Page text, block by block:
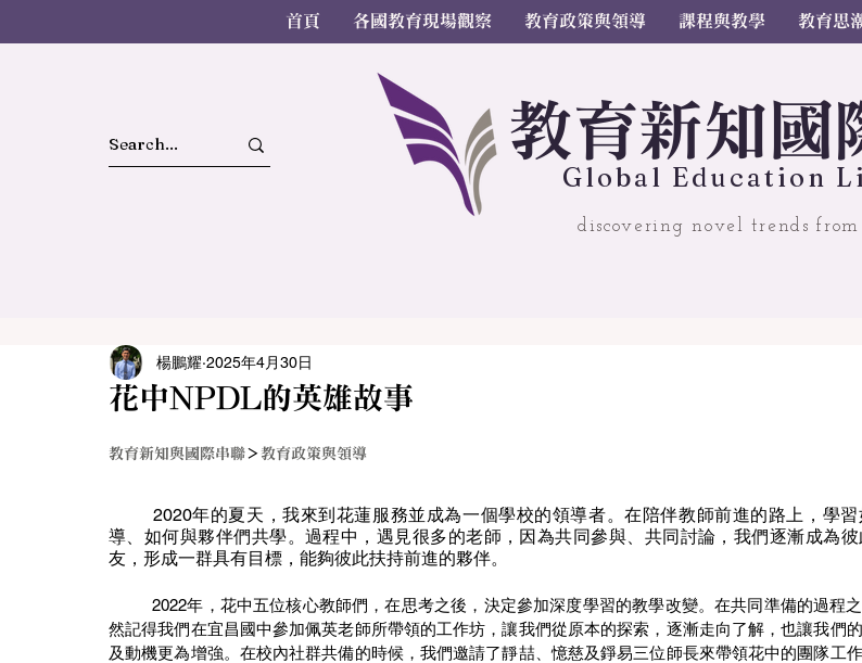
首頁 各國教育現場觀察 教育政策與領導 課程與教學 教育思
教育新知國
Global Education
discovering novel trends
花中NPDL的英雄故事
楊鵬耀 2025年4月30日
教育新知與國際串聯＞ 教育政策與領導
導、如何與夥伴們共學。過程中，遇見很多的老師，因為共同參與、共同討論，我們逐漸成為彼
友，形成一群具有目標，能夠彼此扶持前進的夥伴。
	2022年，花中五位核心教師們，在思考之後，決定參加深度學習的教學改變。在共同準備的過程之中，依
然記得我們在宜昌國中參加佩英老師所帶領的工作坊，讓我們從原本的探索，逐漸走向了解，也讓我們
及動機更為增強。在校內社群共備的時候，我們邀請了靜喆、憶慈及錚易三位師長來帶領花中的團隊工